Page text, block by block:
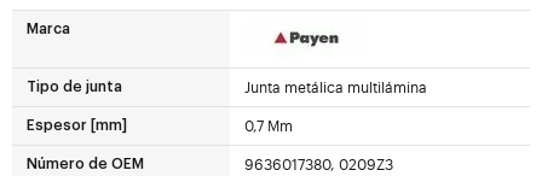
Marca
Tipo de junta Junta metálica multilámina
Espesor [mm] 0,7 Mm
Número de OEM 9636017380, 0209Z3